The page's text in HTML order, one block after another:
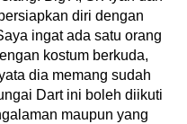
diri dengan
ingat ada satu orang
kostum berkuda,
dia memang sudah
Dart ini boleh diikuti
maupun yang